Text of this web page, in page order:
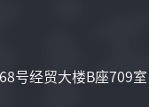
号经贸大楼B座709室